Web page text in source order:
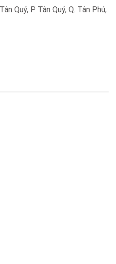
Quý, P. Tân Quý, Q. Tân Phú,